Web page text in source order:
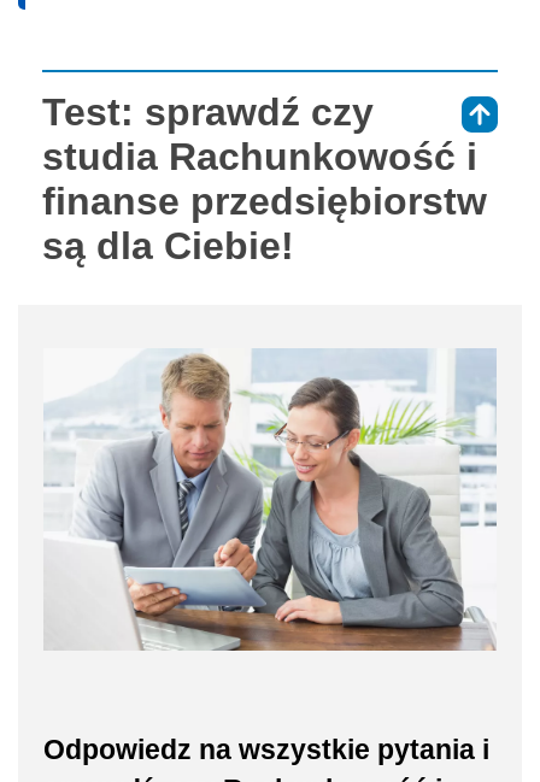
Test: sprawdź czy
studia Rachunkowość i
finanse przedsiębiorstw
są dla Ciebie!
Odpowiedz na wszystkie pytania i